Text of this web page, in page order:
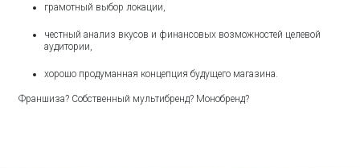
грамотный выбор локации,
честный анализ вкусов и финансовых возможностей целевой
аудитории,
хорошо продуманная концепция будущего магазина.
Франшиза? Собственный мультибренд? Монобренд?